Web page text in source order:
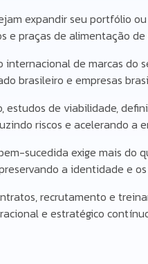
expandir seu portfólio
praças de alimentação de
de marcas do
brasileiro e empresas
estudos de viabilidade,
riscos e acelerando a
sucedida exige mais do
a identidade e
recrutamento e
e estratégico